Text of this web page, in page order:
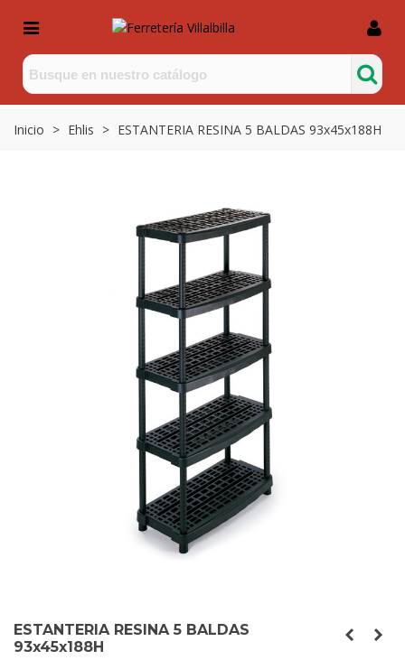
Inicio > Ehlis > ESTANTERIA RESINA 5 BALDAS 93x45x188H
ESTANTERIA RESINA 5 BALDAS
93x45x188H